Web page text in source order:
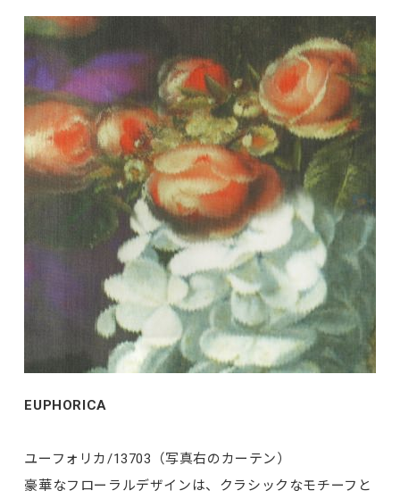
EUPHORICA
ユーフォリカ/13703（写真右のカーテン）
豪華なフローラルデザインは、クラシックなモチーフと